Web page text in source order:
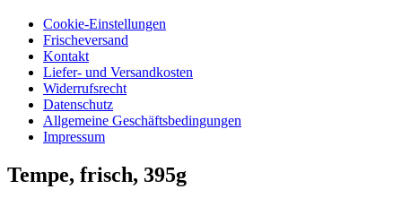
Cookie-Einstellungen
Frischeversand
Kontakt
Liefer- und Versandkosten
Widerrufsrecht
Datenschutz
Allgemeine Geschäftsbedingungen
Impressum
Tempe, frisch, 395g